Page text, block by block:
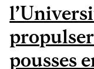
pousses